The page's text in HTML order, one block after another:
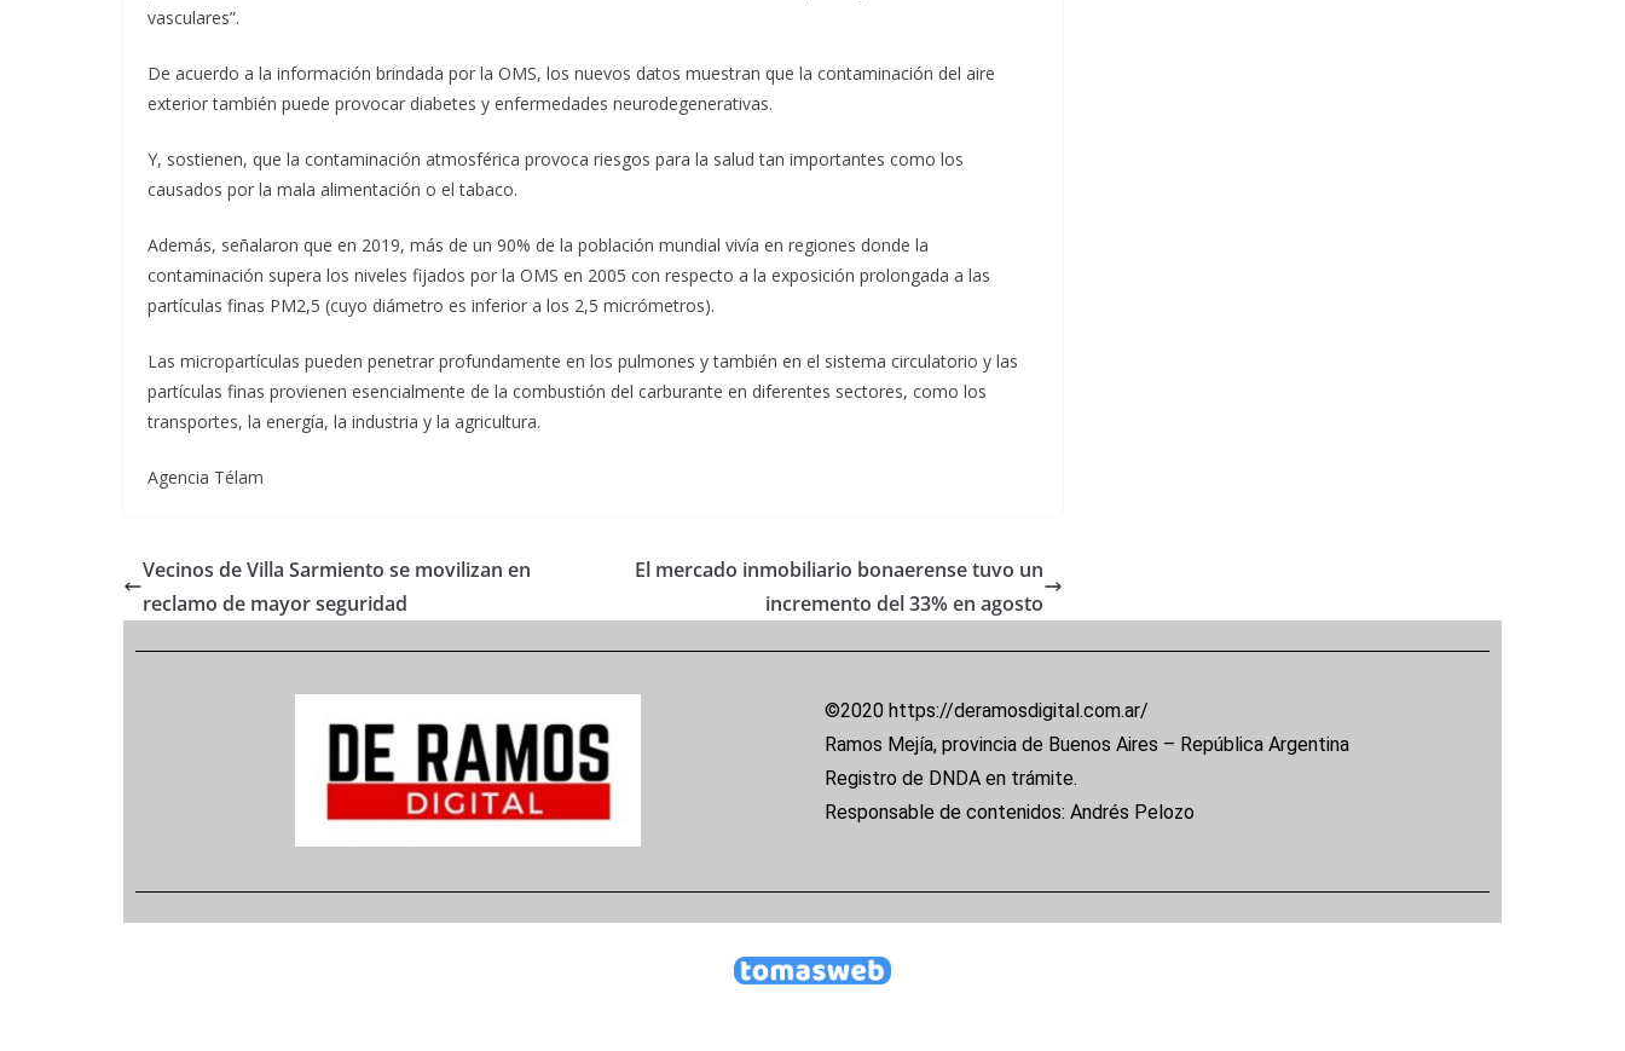
vasculares”.
De acuerdo a la información brindada por la OMS, los nuevos datos muestran que la contaminación del aire
exterior también puede provocar diabetes y enfermedades neurodegenerativas.
Y, sostienen, que la contaminación atmosférica provoca riesgos para la salud tan importantes como los
causados por la mala alimentación o el tabaco.
Además, señalaron que en 2019, más de un 90% de la población mundial vivía en regiones donde la
contaminación supera los niveles fijados por la OMS en 2005 con respecto a la exposición prolongada a las
partículas finas PM2,5 (cuyo diámetro es inferior a los 2,5 micrómetros).
Las micropartículas pueden penetrar profundamente en los pulmones y también en el sistema circulatorio y las
partículas finas provienen esencialmente de la combustión del carburante en diferentes sectores, como los
transportes, la energía, la industria y la agricultura.
Agencia Télam
Vecinos de Villa Sarmiento se movilizan en
reclamo de mayor seguridad
El mercado inmobiliario bonaerense tuvo un
incremento del 33% en agosto
©2020 https://deramosdigital.com.ar/
Ramos Mejía, provincia de Buenos Aires – República Argentina
Registro de DNDA en trámite.
Responsable de contenidos: Andrés Pelozo